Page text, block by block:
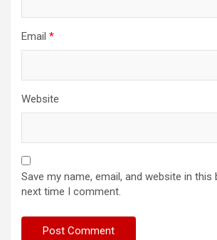
Email *
Website
Save my name, email, and website in
next time I comment.